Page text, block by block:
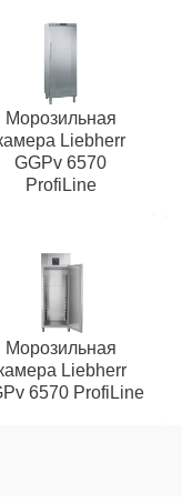
Морозильная
Liebherr
GGPv 6570
ProfiLine
Морозильная
Liebherr
6570 ProfiLine